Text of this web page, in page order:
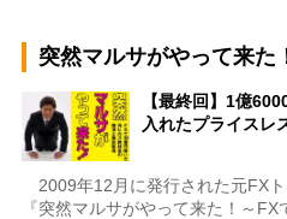
突然マルサがやって来た
【最終回】1億
入れたプライスレ
2009年12月に発行された元FX
『突然マルサがやって来た！～FX